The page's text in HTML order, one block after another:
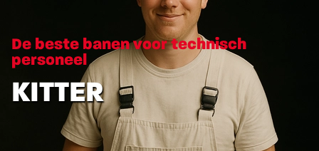
De beste banen voor technisch
personeel
KITTER